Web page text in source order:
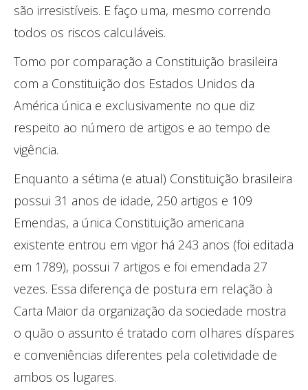
são irresistíveis. E faço uma, mesmo correndo
todos os riscos calculáveis.
Tomo por comparação a Constituição brasileira
com a Constituição dos Estados Unidos da
América única e exclusivamente no que diz
respeito ao número de artigos e ao tempo de
vigência.
Enquanto a sétima (e atual) Constituição brasileira
possui 31 anos de idade, 250 artigos e 109
Emendas, a única Constituição americana
existente entrou em vigor há 243 anos (foi editada
em 1789), possui 7 artigos e foi emendada 27
vezes. Essa diferença de postura em relação à
Carta Maior da organização da sociedade mostra
o quão o assunto é tratado com olhares díspares
e conveniências diferentes pela coletividade de
ambos os lugares.